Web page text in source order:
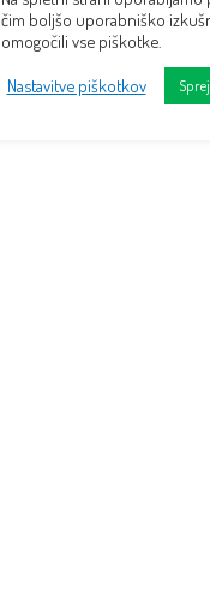
čim boljšo uporabniško
omogočili vse piškotke.
Nastavitve piškotkov